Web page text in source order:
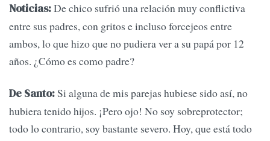
Noticias:De chico sufrió una relación muy conflictiva
entre sus padres, con gritos e incluso forcejeos entre
ambos, lo que hizo que no pudiera ver a su papá por 12
años. ¿Cómo es como padre?
De Santo:Si alguna de mis parejas hubiese sido así, no
hubiera tenido hijos. ¡Pero ojo! No soy sobreprotector;
todo lo contrario, soy bastante severo. Hoy, que está todo